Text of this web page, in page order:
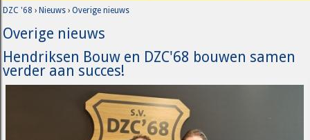
DZC '68 ›Nieuws ›Overige nieuws
Overige nieuws
Hendriksen Bouw en DZC'68 bouwen samen
verder aan succes!